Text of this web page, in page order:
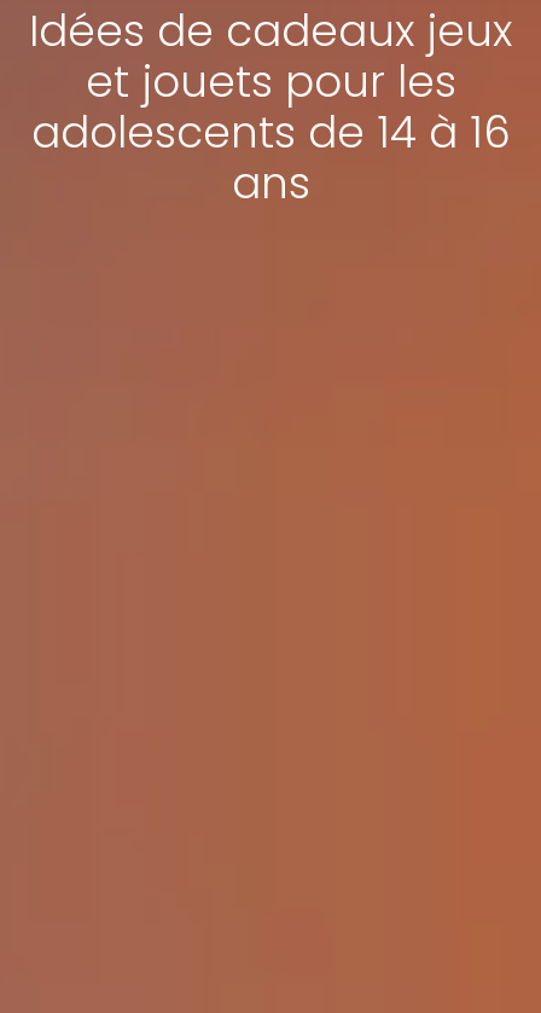
Idées de cadeaux jeux
et jouets pour les
adolescents de 14 à 16
ans